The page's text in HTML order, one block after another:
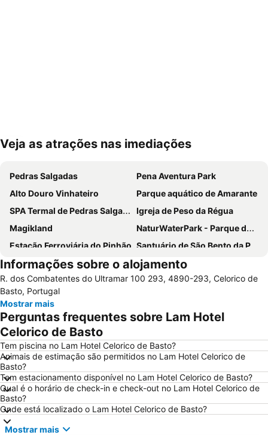
Ampliar mapa
Veja as atrações nas imediações
Pedras Salgadas
Pena Aventura Park
Alto Douro Vinhateiro
Parque aquático de Amarante
SPA Termal de Pedras Salgadas
Igreja de Peso da Régua
Magikland
NaturWaterPark - Parque de Diversões do Douro
Estação Ferroviária do Pinhão Santuário de São Bento da Porta Aberta
Praia Fluvial de Vilar da Veiga
Braga Parque
Estádio Municipal de Braga - Estádio AXA
Aldeia Rural Preservada de Quintandona
Bom Jesus do Monte
Estação de Caminhos de Ferro de Braga
Aquático de Fafe
Centro Histórico de Guimarães
DiverLanhoso
Minho Center
Azurara Parque Aventura
Albufeira do Ermal
Estação Ferroviária de Régua
Igreja Matriz da Lixa
Casa de Camilo - Museu e Centro de Estudos
Ponte e Torre de Ucanha
Informações sobre o alojamento
R. dos Combatentes do Ultramar 100 293, 4890-293, Celorico de
Basto, Portugal
Mostrar mais
Perguntas frequentes sobre Lam Hotel
Celorico de Basto
Tem piscina no Lam Hotel Celorico de Basto?
Animais de estimação são permitidos no Lam Hotel Celorico de
Basto?
Tem estacionamento disponível no Lam Hotel Celorico de Basto?
Qual é o horário de check-in e check-out no Lam Hotel Celorico de
Basto?
Onde está localizado o Lam Hotel Celorico de Basto?
Mostrar mais